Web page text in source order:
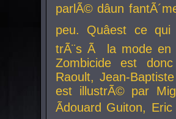
parlÃ© dâun
peu. Quâest ce
trÃ¨s Ã la mode en
Zombicide est
Raoult, Jean-
est illustrÃ© par
Ãdouard Guiton,